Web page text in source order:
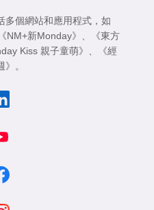
多個網站和應用程式，如
《NM+新Monday》 、
《東方
Kiss 親子童萌》 、
《經
。